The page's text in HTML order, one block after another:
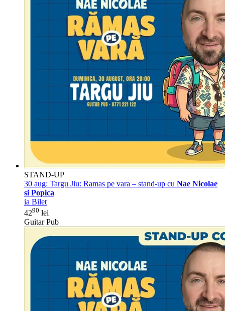
STAND-UP
30 aug: Targu Jiu: Ramas pe vara – stand-up cu Nae Nicolae
si Popica
ia Bilet
4290 lei
Guitar Pub